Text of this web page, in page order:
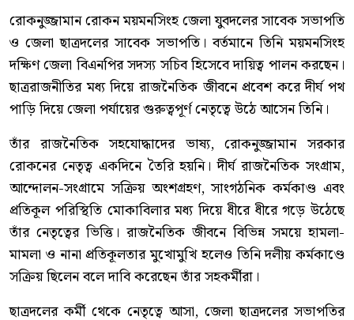
রোকনুজ্জামান রোকন ময়মনসিংহ জেলা যুবদলের সাবেক সভাপতি
ও জেলা ছাত্রদলের সাবেক সভাপতি। বর্তমানে তিনি ময়মনসিংহ
দক্ষিণ জেলা বিএনপির সদস্য সচিব হিসেবে দায়িত্ব পালন করছেন।
ছাত্ররাজনীতির মধ্য দিয়ে রাজনৈতিক জীবনে প্রবেশ করে দীর্ঘ পথ
পাড়ি দিয়ে জেলা পর্যায়ের গুরুত্বপূর্ণ নেতৃত্বে উঠে আসেন তিনি।
তাঁর রাজনৈতিক সহযোদ্ধাদের ভাষ্য, রোকনুজ্জামান সরকার
রোকনের নেতৃত্ব একদিনে তৈরি হয়নি। দীর্ঘ রাজনৈতিক সংগ্রাম,
আন্দোলন-সংগ্রামে সক্রিয় অংশগ্রহণ, সাংগঠনিক কর্মকাণ্ড এবং
প্রতিকূল পরিস্থিতি মোকাবিলার মধ্য দিয়ে ধীরে ধীরে গড়ে উঠেছে
তাঁর নেতৃত্বের ভিত্তি। রাজনৈতিক জীবনে বিভিন্ন সময়ে হামলা-
মামলা ও নানা প্রতিকূলতার মুখোমুখি হলেও তিনি দলীয় কর্মকাণ্ডে
সক্রিয় ছিলেন বলে দাবি করেছেন তাঁর সহকর্মীরা।
ছাত্রদলের কর্মী থেকে নেতৃত্বে আসা, জেলা ছাত্রদলের সভাপতির